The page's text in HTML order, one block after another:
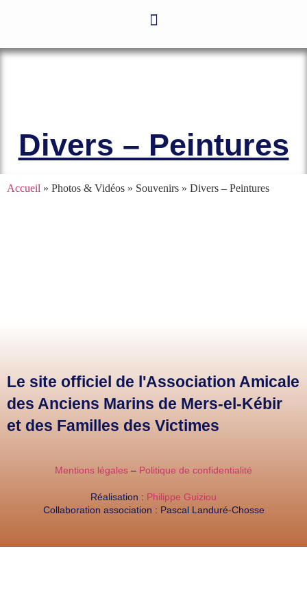
Divers – Peintures
Accueil » Photos & Vidéos » Souvenirs » Divers – Peintures
Le site officiel de l'Association Amicale
des Anciens Marins de Mers-el-Kébir
et des Familles des Victimes
Mentions légales – Politique de confidentialité
Réalisation : Philippe Guiziou
Collaboration association : Pascal Landuré-Chosse